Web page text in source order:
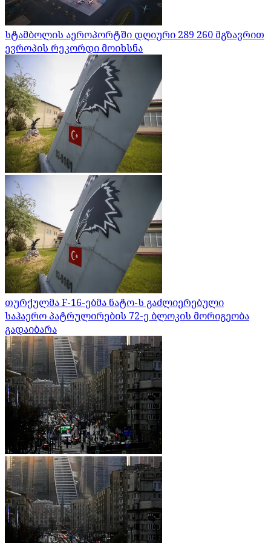
სტამბოლის აეროპორტში დღიური 289 260 მგზავრით
ევროპის რეკორდი მოიხსნა
თურქულმა F-16-ებმა ნატო-ს გაძლიერებული
საჰაერო პატრულირების 72-ე ბლოკის მორიგეობა
გადაიბარა